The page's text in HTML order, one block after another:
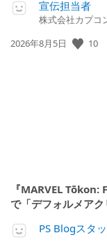
宣伝担当者
株式会社カプコ
公
2026年8月5日 10
『MARVEL
で「デフォルメア
PS Blogスタ